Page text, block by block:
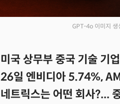
GPT-4o 이미지 생
미국 상무부 중국 기술 기
26일 엔비디아 5.74%,
네트릭스는 어떤 회사?...